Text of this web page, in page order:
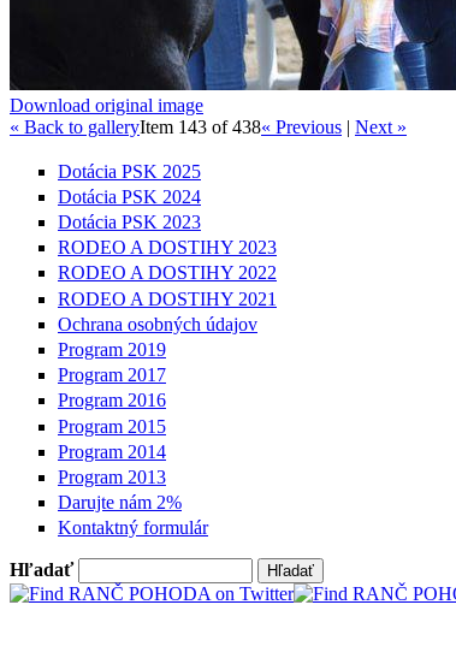
Download original image
« Back to galleryItem 143 of 438« Previous | Next »
Dotácia PSK 2025
Dotácia PSK 2024
Dotácia PSK 2023
RODEO A DOSTIHY 2023
RODEO A DOSTIHY 2022
RODEO A DOSTIHY 2021
Ochrana osobných údajov
Program 2019
Program 2017
Program 2016
Program 2015
Program 2014
Program 2013
Darujte nám 2%
Kontaktný formulár
Vyhľadávanie
Hľadať